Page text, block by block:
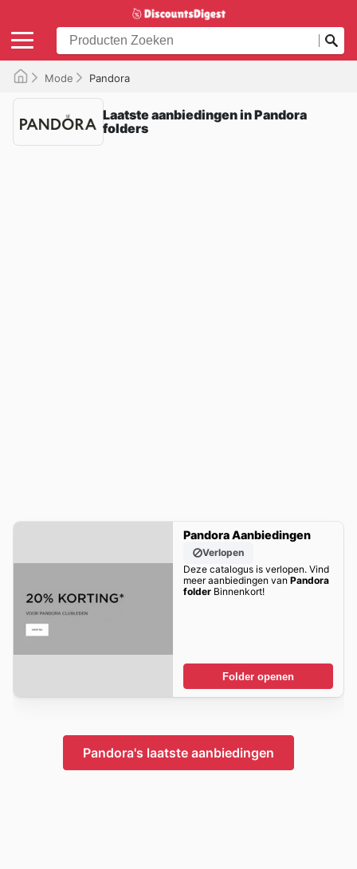
Mode Pandora
Laatste aanbiedingen in Pandora
folders
Pandora Aanbiedingen
Verlopen
Deze catalogus is verlopen. Vind
meer aanbiedingen van Pandora
folderBinnenkort!
Folder openen
Pandora's laatste aanbiedingen